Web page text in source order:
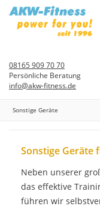
08165 909 70 70
Persönliche Beratung
info@akw-fitness.de
Sonstige Geräte
Sonstige Geräte
Neben unserer
das effektive
führen wir